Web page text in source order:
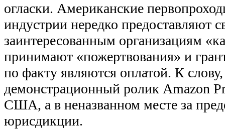
огласки. Американские
индустрии нередко предоставляют
заинтересованным организациям
принимают «пожертвования» и
по факту являются оплатой. К
демонстрационный ролик Amazon
США, а в неназванном месте за
юрисдикции.